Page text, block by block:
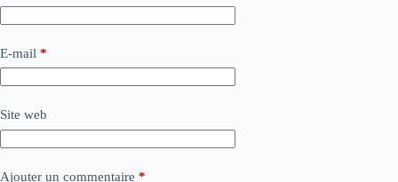
E-mail *
Site web
Ajouter un commentaire *